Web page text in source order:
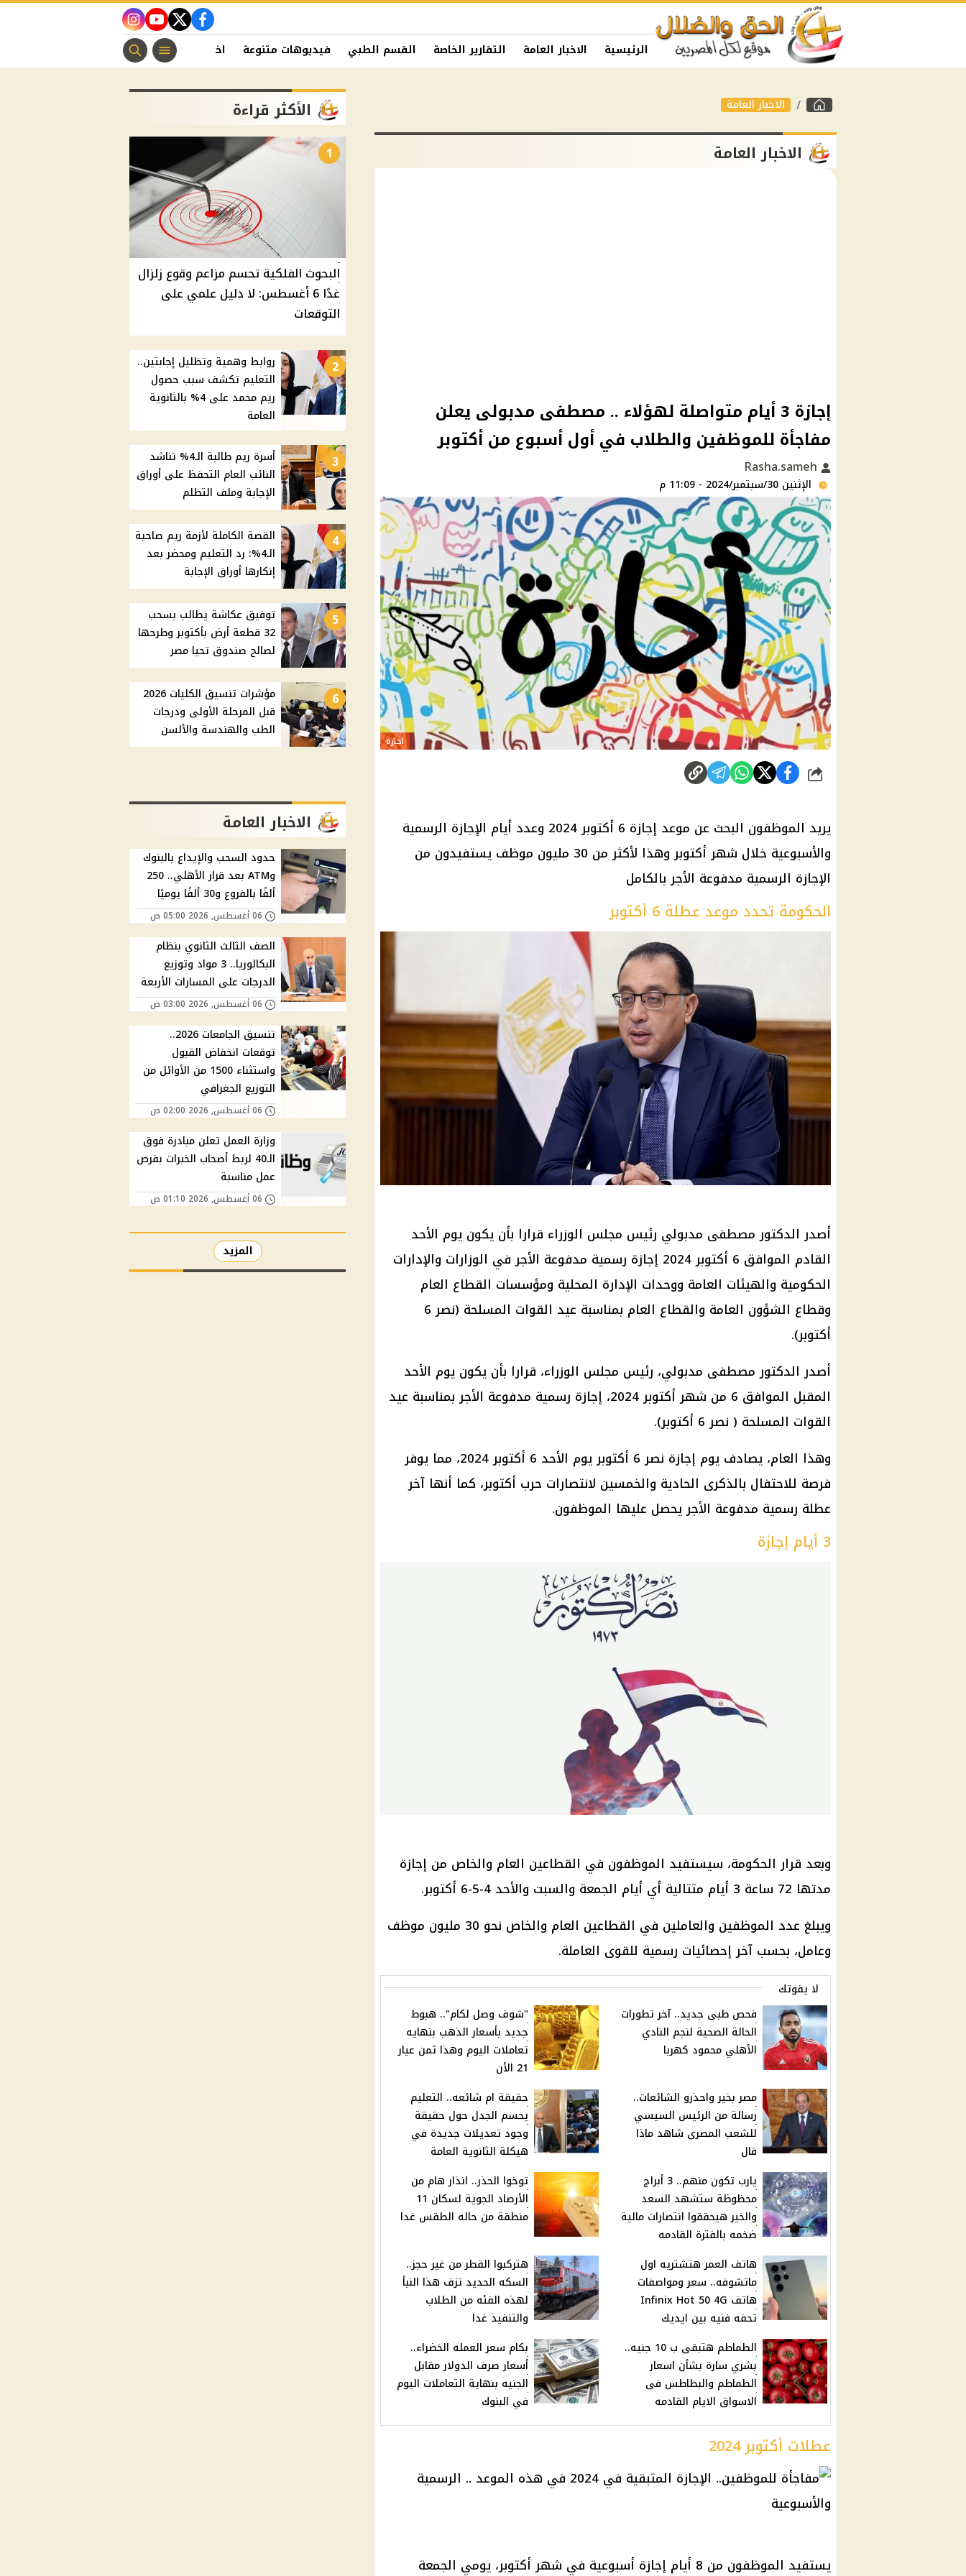
facebook
twitter
youtube
instagram
الرئيسية الاخبار العامة التقارير الخاصة القسم الطبي فيديوهات متنوعة اخبار الفن منوعات مسيحية
الاخبار العامة
الاخبار العامة
إجازة 3 أيام متواصلة لهؤلاء .. مصطفى مدبولى يعلن
مفاجأة للموظفين والطلاب في أول أسبوع من أكتوبر
الإثنين 30/سبتمبر/2024 - 11:09 م
اجازه
شارك
يريد الموظفون البحث عن موعد إجازة 6 أكتوبر 2024 وعدد أيام الإجازة الرسمية
والأسبوعية خلال شهر أكتوبر وهذا لأكثر من 30 مليون موظف يستفيدون من
الإجازة الرسمية مدفوعة الأجر بالكامل
الحكومة تحدد موعد عطلة 6 أكتوبر
أصدر الدكتور مصطفى مدبولي رئيس مجلس الوزراء قرارا بأن يكون يوم الأحد
القادم الموافق 6 أكتوبر 2024 إجازة رسمية مدفوعة الأجر في الوزارات والإدارات
الحكومية والهيئات العامة ووحدات الإدارة المحلية ومؤسسات القطاع العام
وقطاع الشؤون العامة والقطاع العام بمناسبة عيد القوات المسلحة (نصر 6
أكتوبر).
أصدر الدكتور مصطفى مدبولي، رئيس مجلس الوزراء، قرارا بأن يكون يوم الأحد
المقبل الموافق 6 من شهر أكتوبر 2024، إجازة رسمية مدفوعة الأجر بمناسبة عيد
القوات المسلحة ( نصر 6 أكتوبر).
وهذا العام، يصادف يوم إجازة نصر 6 أكتوبر يوم الأحد 6 أكتوبر 2024، مما يوفر
فرصة للاحتفال بالذكرى الحادية والخمسين لانتصارات حرب أكتوبر، كما أنها آخر
عطلة رسمية مدفوعة الأجر يحصل عليها الموظفون.
3 أيام إجازة
وبعد قرار الحكومة، سيستفيد الموظفون في القطاعين العام والخاص من إجازة
مدتها 72 ساعة 3 أيام متتالية أي أيام الجمعة والسبت والأحد 4-5-6 أكتوبر.
ويبلغ عدد الموظفين والعاملين في القطاعين العام والخاص نحو 30 مليون موظف
وعامل، بحسب آخر إحصائيات رسمية للقوى العاملة.
لا يفوتك
فحص طبى جديد.. آخر تطورات
الحالة الصحية لنجم النادي
الأهلي محمود كهربا
"شوف وصل لكام".. هبوط
جديد بأسعار الذهب بنهايه
تعاملات اليوم وهذا ثمن عيار
21 الأن
مصر بخير واحذرو الشائعات..
رسالة من الرئيس السيسي
للشعب المصرى شاهد ماذا
قال
حقيقة ام شائعه.. التعليم
يحسم الجدل حول حقيقة
وجود تعديلات جديدة في
هيكلة الثانوية العامة
يارب تكون منهم.. 3 أبراج
محظوظة ستشهد السعد
والخير هيحققوا انتصارات مالية
ضخمه بالفترة القادمه
توخوا الحذر.. انذار هام من
الأرصاد الجوية لسكان 11
منطقة من حاله الطقس غدا
هاتف العمر هتشتريه اول
ماتشوفه.. سعر ومواصفات
هاتف Infinix Hot 50 4G
تحفه فنيه بين ايديك
هتركبوا القطر من غير حجز..
السكه الحديد تزف هذا النبأ
لهذه الفئه من الطلاب
والتنفيذ غدا
الطماطم هتبقى ب 10 جنيه..
بشري سارة بشأن اسعار
الطماطم والبطاطس فى
الاسواق الايام القادمه
بكام سعر العمله الخضراء..
أسعار صرف الدولار مقابل
الجنيه بنهاية التعاملات اليوم
في البنوك
عطلات أكتوبر 2024
يستفيد الموظفون من 8 أيام إجازة أسبوعية في شهر أكتوبر، يومي الجمعة
الأكثر قراءة
1
البحوث الفلكية تحسم مزاعم وقوع زلزال
غدًا 6 أغسطس: لا دليل علمي على
التوقعات
2
روابط وهمية وتظليل إجابتين..
التعليم تكشف سبب حصول
ريم محمد على 4% بالثانوية
العامة
3
أسرة ريم طالبة الـ4% تناشد
النائب العام التحفظ على أوراق
الإجابة وملف التظلم
4
القصة الكاملة لأزمة ريم صاحبة
الـ4%: رد التعليم ومحضر بعد
إنكارها أوراق الإجابة
5
توفيق عكاشة يطالب بسحب
32 قطعة أرض بأكتوبر وطرحها
لصالح صندوق تحيا مصر
6
مؤشرات تنسيق الكليات 2026
قبل المرحلة الأولى ودرجات
الطب والهندسة والألسن
الاخبار العامة
حدود السحب والإيداع بالبنوك
وATM بعد قرار الأهلي.. 250
ألفًا بالفروع و30 ألفًا يوميًا
06 أغسطس, 2026 05:00 ص
الصف الثالث الثانوي بنظام
البكالوريا.. 3 مواد وتوزيع
الدرجات على المسارات الأربعة
06 أغسطس, 2026 03:00 ص
تنسيق الجامعات 2026..
توقعات انخفاض القبول
واستثناء 1500 من الأوائل من
التوزيع الجغرافي
06 أغسطس, 2026 02:00 ص
وزارة العمل تعلن مبادرة فوق
الـ40 لربط أصحاب الخبرات بفرص
عمل مناسبة
06 أغسطس, 2026 01:10 ص
المزيد